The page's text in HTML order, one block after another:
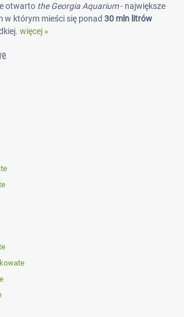
otwarto the Georgia Aquarium- największe
w którym mieści się ponad30 mln litrów
więcej »